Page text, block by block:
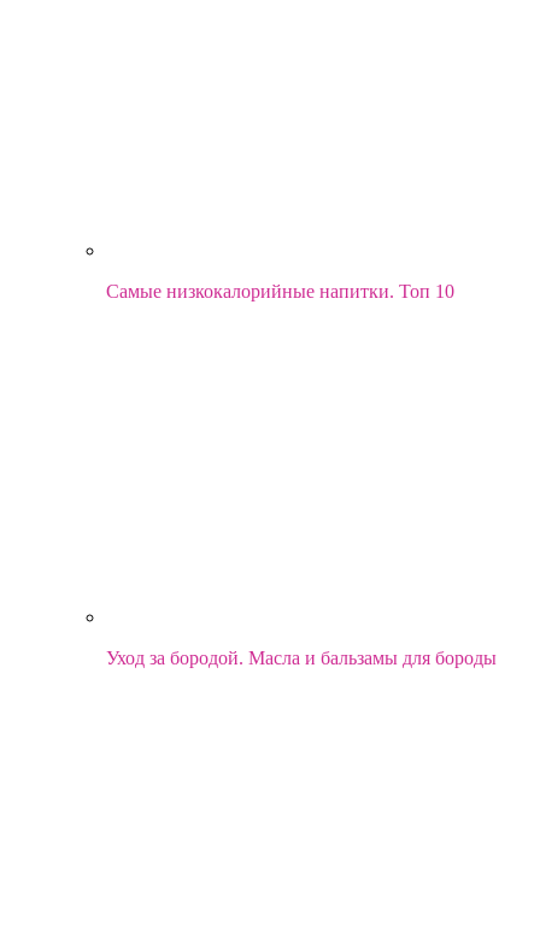
Самые низкокалорийные напитки. Топ 10
Уход за бородой. Масла и бальзамы для бороды